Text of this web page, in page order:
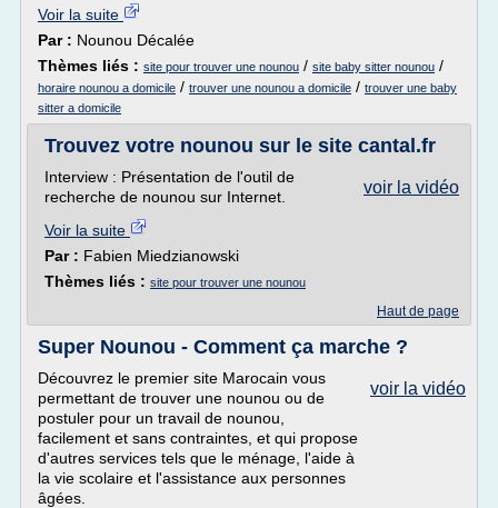
Voir la suite
Par : Nounou Décalée
Thèmes liés : site pour trouver une nounou / site baby sitter nounou /
horaire nounou a domicile / trouver une nounou a domicile / trouver une baby
sitter a domicile
Trouvez votre nounou sur le site cantal.fr
voir la vidéo
Interview : Présentation de l'outil de
recherche de nounou sur Internet.
Voir la suite
Par : Fabien Miedzianowski
Thèmes liés : site pour trouver une nounou
Haut de page
Super Nounou - Comment ça marche ?
voir la vidéo
Découvrez le premier site Marocain vous
permettant de trouver une nounou ou de
postuler pour un travail de nounou,
facilement et sans contraintes, et qui propose
d'autres services tels que le ménage, l'aide à
la vie scolaire et l'assistance aux personnes
âgées.